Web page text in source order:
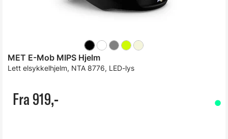
MET E-Mob MIPS Hjelm
Lett elsykkelhjelm, NTA 8776, LED-lys
Fra 919,-